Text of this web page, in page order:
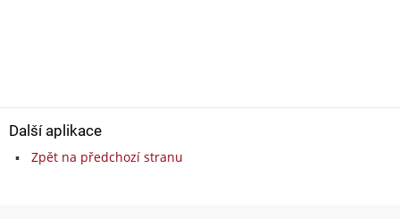
Další aplikace
Zpět na předchozí stranu